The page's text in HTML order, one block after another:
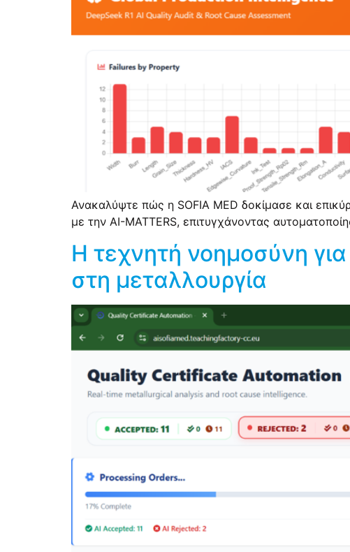
Ανακαλύψτε πώς η SOFIA MED δοκίμασε και
με την AI-MATTERS, επιτυγχάνοντας
Η τεχνητή νοημοσύνη
στη μεταλλουργία